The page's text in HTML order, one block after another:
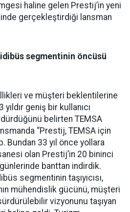
haline gelen Prestij’in yeni
gerçekleştirdiği lansman
segmentinin öncüsü
ve müşteri beklentilerine
geniş bir kullanıcı
belirten TEMSA
“Prestij, TEMSA için
Bundan 33 yıl önce yollara
olan Prestij’in 20 bininci
günlerinde banttan indirdik.
segmentinin taşıyıcısı,
mühendislik gücünü, müşteri
vizyonunu taşıyan